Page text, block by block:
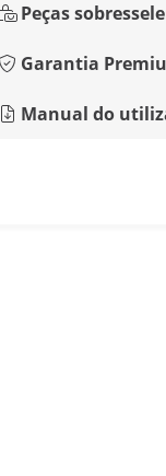
Peças
Garantia
Manual do